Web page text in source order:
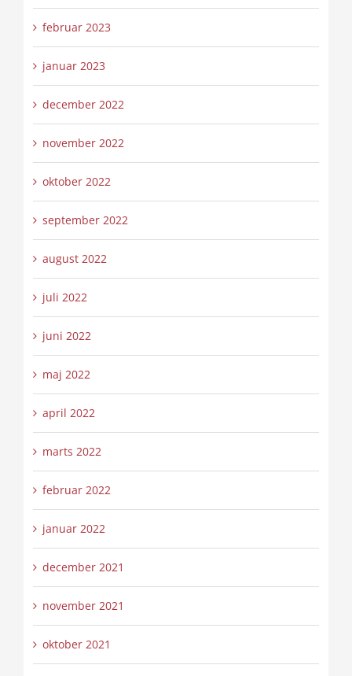
februar 2023
januar 2023
december 2022
november 2022
oktober 2022
september 2022
august 2022
juli 2022
juni 2022
maj 2022
april 2022
marts 2022
februar 2022
januar 2022
december 2021
november 2021
oktober 2021